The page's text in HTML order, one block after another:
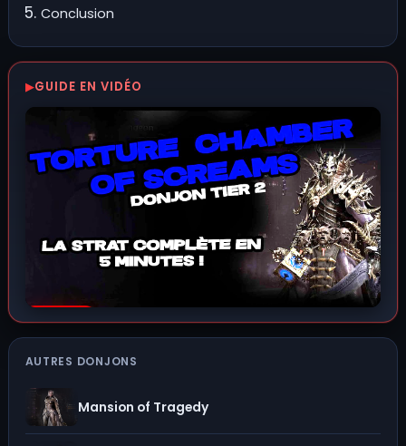
Conclusion
GUIDE EN VIDÉO
AUTRES DONJONS
Mansion of Tragedy